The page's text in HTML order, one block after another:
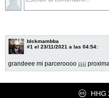
blckmambba
#1 el 23/11/2021 a las 04:54:
grandeee mi parceroooo ¡¡¡¡
HHG